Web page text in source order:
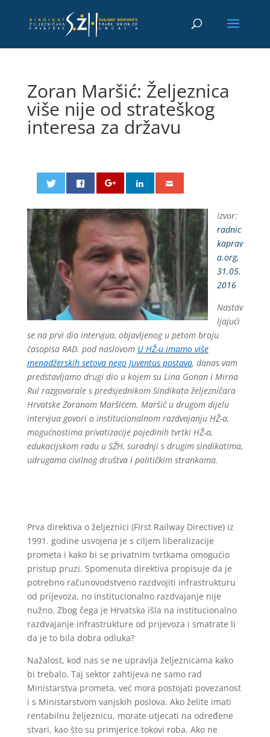
Zoran Maršić: Željeznica
više nije od strateškog
interesa za državu
Izvor:
radnic
kaprav
a.org,
31.05.
2016
Nastav
ljajući
se na prvi dio intervjua, objavljenog u petom broju
časopisa RAD. pod naslovom U HŽ-u imamo više
menadžerskih setova nego Juventus postava, danas vam
predstavljamo drugi dio u kojem su Lina Gonan i Mirna
Rul razgovarale s predsjednikom Sindikata željezničara
Hrvatske Zoranom Maršićem. Maršić u drugom dijelu
intervjua govori o institucionalnom razdvajanju HŽ-a,
mogućnostima privatizacije pojedinih tvrtki HŽ-a,
edukacijskom radu u SŽH, suradnji s drugim sindikatima,
udrugama civilnog društva i političkim strankama.
Prva direktiva o željeznici (First Railway Directive) iz
1991. godine usvojena je s ciljem liberalizacije
prometa i kako bi se privatnim tvrtkama omogućio
pristup pruzi. Spomenuta direktiva propisuje da je
potrebno računovodstveno razdvojiti infrastrukturu
od prijevoza, no institucionalno razdvajanje nije
nužno. Zbog čega je Hrvatska išla na institucionalno
razdvajanje infrastrukture od prijevoza i smatrate li
da je to bila dobra odluka?
Nažalost, kod nas se ne upravlja željeznicama kako
bi trebalo. Taj sektor zahtijeva ne samo rad
Ministarstva prometa, već mora postojati povezanost
i s Ministarstvom vanjskih poslova. Ako želite imati
rentabilnu željeznicu, morate utjecati na određene
stvari, kao što su primjerice tokovi roba. Ako ne